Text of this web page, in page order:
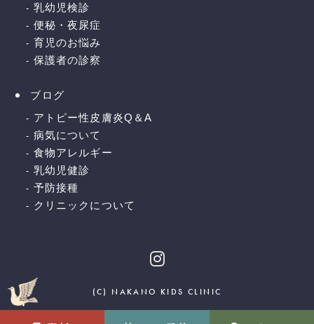
乳幼児検診
便秘・夜尿症
育児のお悩み
保護者の診察
ブログ
アトピー性皮膚炎Q＆A
病気について
食物アレルギー
乳幼児健診
予防接種
クリニックについて
(C) NAKANO KIDS CLINIC